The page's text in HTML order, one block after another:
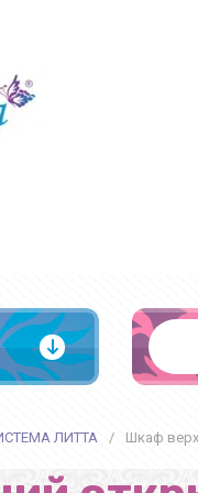
ЛИТТА / Шкаф